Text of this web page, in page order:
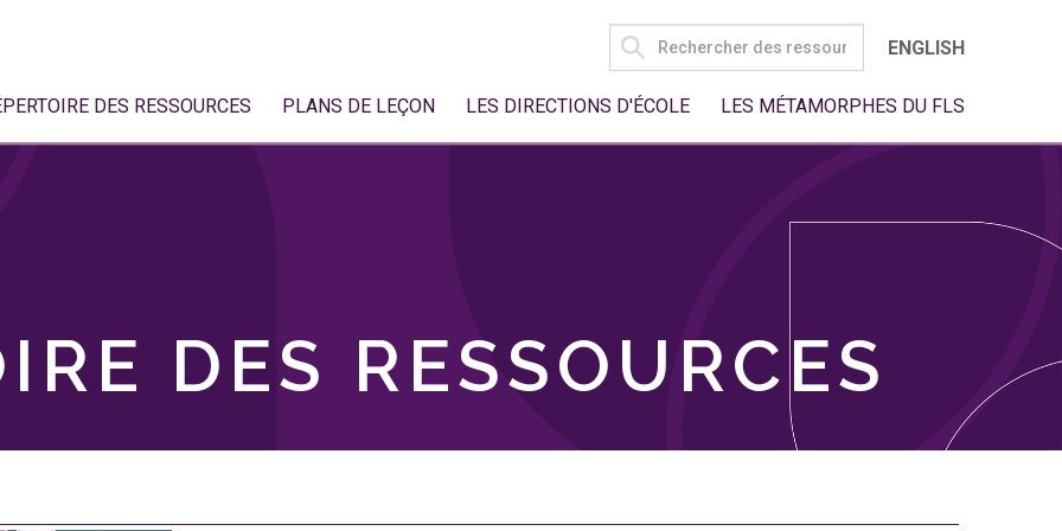
SEARCH
FOR:
ENGLISH
DES RESSOURCES PLANS DE LEÇON LES DIRECTIONS D'ÉCOLE LES MÉTAMORPHES DU FLS
DES RESSOURCES